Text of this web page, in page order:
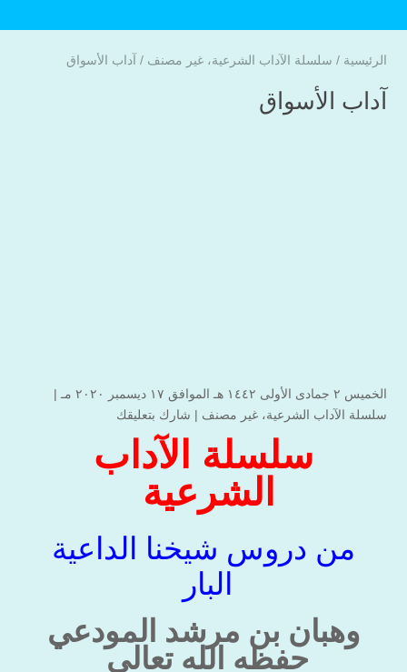
الرئيسية / سلسلة الآداب الشرعية، غير مصنف / آداب الأسواق
آداب الأسواق
الخميس ۲ جمادى الأولى ۱٤٤۲ هـ الموافق ۱۷ ديسمبر ۲۰۲۰ مـ |
سلسلة الآداب الشرعية، غير مصنف | شارك بتعليقك
سلسلة الآداب
الشرعية
من دروس شيخنا الداعية
البار
وهبان بن مرشد المودعي
حفظه الله تعالى